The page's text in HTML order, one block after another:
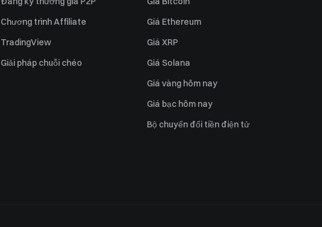
Chương trình Affiliate
TradingView
Giải pháp chuỗi chéo
Giá Ethereum
Giá XRP
Giá Solana
Giá vàng hôm nay
Giá bạc hôm nay
Bộ chuyển đổi tiền điện tử